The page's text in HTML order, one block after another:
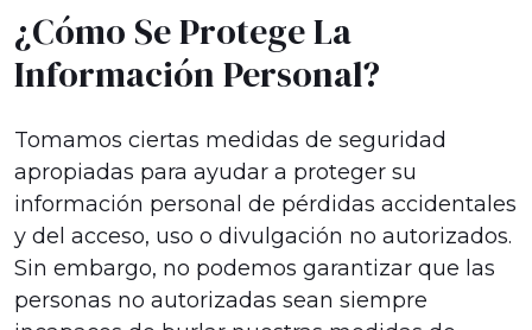
¿Cómo Se Protege La
Información Personal?
Tomamos ciertas medidas de seguridad
apropiadas para ayudar a proteger su
información personal de pérdidas accidentales
y del acceso, uso o divulgación no autorizados.
Sin embargo, no podemos garantizar que las
personas no autorizadas sean siempre